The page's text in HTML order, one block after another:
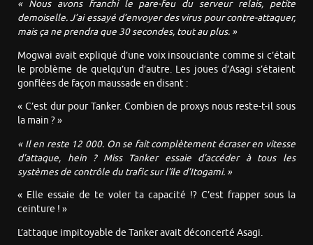
« Nous avons franchi le pare-feu du serveur relais, petite
demoiselle. J’ai essayé d’envoyer des virus pour contre-attaquer,
mais ça ne prendra que 30 secondes, tout au plus. »
Mogwai avait expliqué d’une voix insouciante comme si c’était
le problème de quelqu’un d’autre. Les joues d’Asagi s’étaient
gonflées de façon maussade en disant :
« C’est dur pour Tanker. Combien de proxys nous reste-t-il sous
la main ? »
« Il en reste 12 000. On se fait complètement écraser en vitesse
d’attaque, hein ? Miss Tanker essaie d’accéder à tous les
systèmes de contrôle du trafic sur l’île d’Itogami. »
« Elle essaie de te voler ta capacité !? C’est frapper sous la
ceinture ! »
L’attaque impitoyable de Tanker avait déconcerté Asagi.